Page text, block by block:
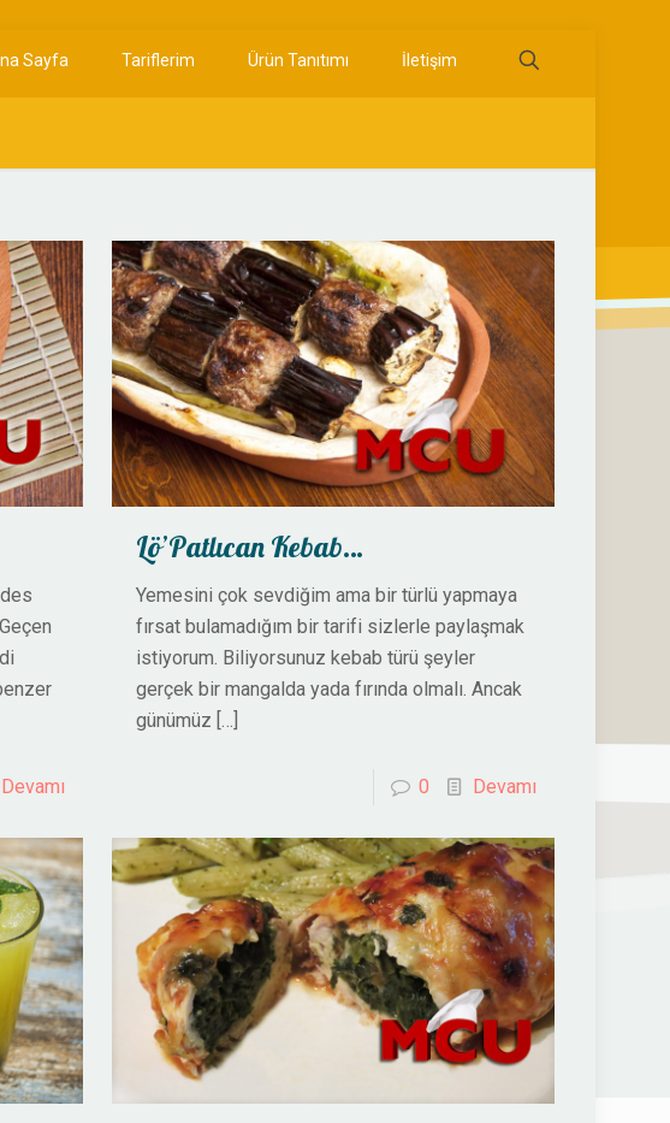
Sayfa Tariflerim Ürün Tanıtımı İletişim
Devamı
Lö’Patlıcan Kebab…
Yemesini çok sevdiğim ama bir türlü yapmaya
fırsat bulamadığım bir tarifi sizlerle paylaşmak
istiyorum. Biliyorsunuz kebab türü şeyler
gerçek bir mangalda yada fırında olmalı. Ancak
günümüz […]
0 Devamı